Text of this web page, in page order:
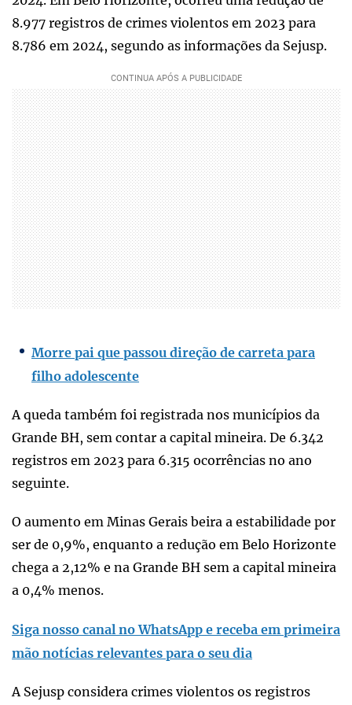
8.977 registros de crimes violentos em 2023 para
8.786 em 2024, segundo as informações da Sejusp.
Morre pai que passou direção de carreta para
filho adolescente
A queda também foi registrada nos municípios da
Grande BH, sem contar a capital mineira. De 6.342
registros em 2023 para 6.315 ocorrências no ano
seguinte.
O aumento em Minas Gerais beira a estabilidade por
ser de 0,9%, enquanto a redução em Belo Horizonte
chega a 2,12% e na Grande BH sem a capital mineira
a 0,4% menos.
Siga nosso canal no WhatsApp e receba em primeira
mão notícias relevantes para o seu dia
A Sejusp considera crimes violentos os registros